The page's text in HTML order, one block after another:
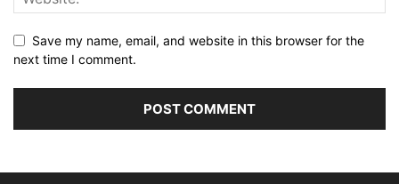
Save my name, email, and website in this browser for the
next time I comment.